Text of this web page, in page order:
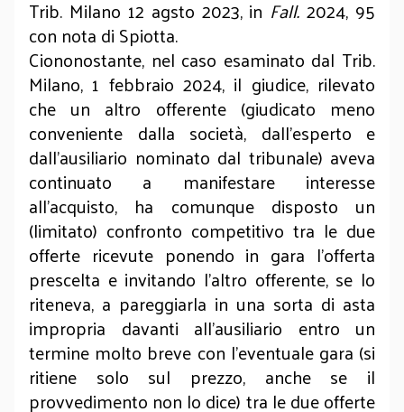
Trib. Milano 12 agsto 2023, in Fall. 2024, 95
con nota di Spiotta.
Ciononostante, nel caso esaminato dal Trib.
Milano, 1 febbraio 2024, il giudice, rilevato
che un altro offerente (giudicato meno
conveniente dalla società, dall’esperto e
dall’ausiliario nominato dal tribunale) aveva
continuato a manifestare interesse
all’acquisto, ha comunque disposto un
(limitato) confronto competitivo tra le due
offerte ricevute ponendo in gara l’offerta
prescelta e invitando l’altro offerente, se lo
riteneva, a pareggiarla in una sorta di asta
impropria davanti all’ausiliario entro un
termine molto breve con l’eventuale gara (si
ritiene solo sul prezzo, anche se il
provvedimento non lo dice) tra le due offerte